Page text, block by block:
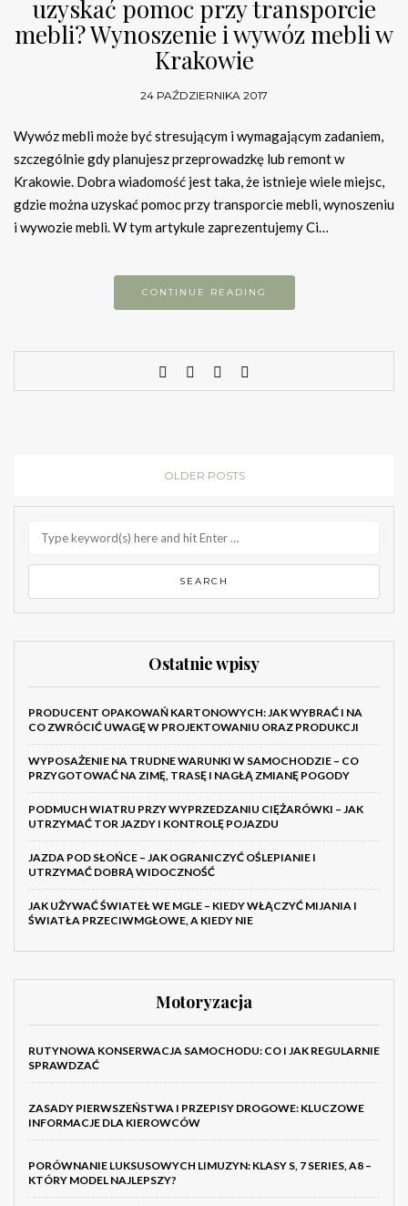
uzyskać pomoc przy transporcie
mebli? Wynoszenie i wywóz mebli w
Krakowie
24 PAŹDZIERNIKA 2017
Wywóz mebli może być stresującym i wymagającym zadaniem,
szczególnie gdy planujesz przeprowadzkę lub remont w
Krakowie. Dobra wiadomość jest taka, że istnieje wiele miejsc,
gdzie można uzyskać pomoc przy transporcie mebli, wynoszeniu
i wywozie mebli. W tym artykule zaprezentujemy Ci…
CONTINUE READING
OLDER POSTS
Ostatnie wpisy
PRODUCENT OPAKOWAŃ KARTONOWYCH: JAK WYBRAĆ I NA
CO ZWRÓCIĆ UWAGĘ W PROJEKTOWANIU ORAZ PRODUKCJI
WYPOSAŻENIE NA TRUDNE WARUNKI W SAMOCHODZIE – CO
PRZYGOTOWAĆ NA ZIMĘ, TRASĘ I NAGŁĄ ZMIANĘ POGODY
PODMUCH WIATRU PRZY WYPRZEDZANIU CIĘŻARÓWKI – JAK
UTRZYMAĆ TOR JAZDY I KONTROLĘ POJAZDU
JAZDA POD SŁOŃCE – JAK OGRANICZYĆ OŚLEPIANIE I
UTRZYMAĆ DOBRĄ WIDOCZNOŚĆ
JAK UŻYWAĆ ŚWIATEŁ WE MGLE – KIEDY WŁĄCZYĆ MIJANIA I
ŚWIATŁA PRZECIWMGŁOWE, A KIEDY NIE
Motoryzacja
RUTYNOWA KONSERWACJA SAMOCHODU: CO I JAK REGULARNIE
SPRAWDZAĆ
ZASADY PIERWSZEŃSTWA I PRZEPISY DROGOWE: KLUCZOWE
INFORMACJE DLA KIEROWCÓW
PORÓWNANIE LUKSUSOWYCH LIMUZYN: KLASY S, 7 SERIES, A8 –
KTÓRY MODEL NAJLEPSZY?